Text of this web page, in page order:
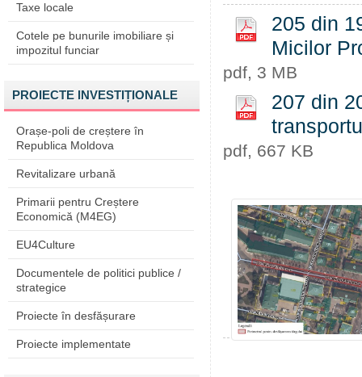
Taxe locale
Cotele pe bunurile imobiliare și
impozitul funciar
PROIECTE INVESTIȚIONALE
Orașe-poli de creștere în
Republica Moldova
Revitalizare urbană
Primarii pentru Creștere
Economică (M4EG)
EU4Culture
Documentele de politici publice /
strategice
Proiecte în desfășurare
Proiecte implementate
205 din
Micilor
pdf, 3 MB
207 din
pdf, 667 KB